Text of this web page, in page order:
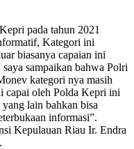
pada tahun 2021
Kategori ini
biasanya capaian ini
sampaikan bahwa Polri
kategori nya masih
capai oleh Polda Kepri ini
lain bahkan bisa
informasi”.
Kepulauan Riau Ir. Endra